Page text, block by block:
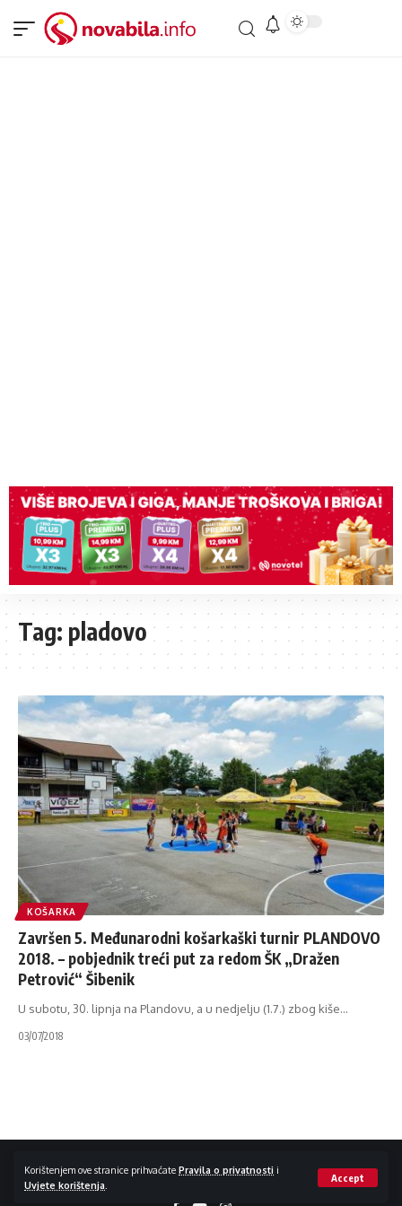
Korištenjem ove stranice prihvaćate Pravila o privatnosti i
Uvjete korištenja
Accept
Tag: pladovo
KOŠARKA
Završen 5. Međunarodni košarkaški turnir PLANDOVO
2018. – pobjednik treći put za redom ŠK „Dražen
Petrović“ Šibenik
U subotu, 30. lipnja na Plandovu, a u nedjelju (1.7.) zbog kiše…
03/07/2018